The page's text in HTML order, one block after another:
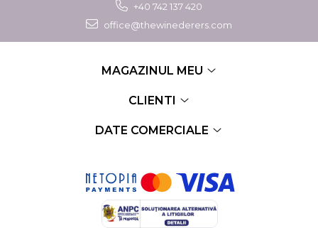
+40 742 137 420
office@thewinederers.com
MAGAZINUL MEU
CLIENTI
DATE COMERCIALE